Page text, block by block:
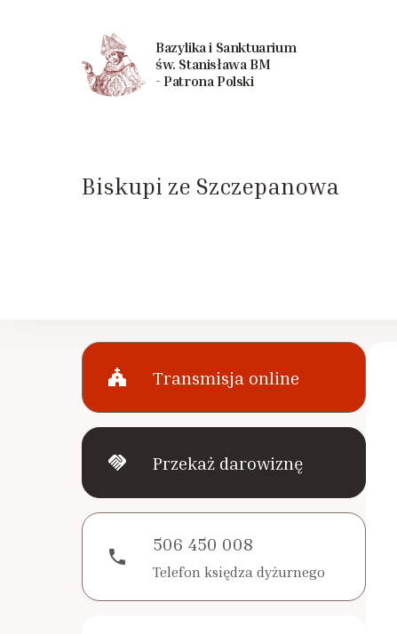
Bazylika i Sanktuarium
św. Stanisława BM
- Patrona Polski
Biskupi ze Szczepanowa
church Transmisja online
handshake Przekaż darowiznę
phone
506 450 008
Telefon księdza dyżurnego